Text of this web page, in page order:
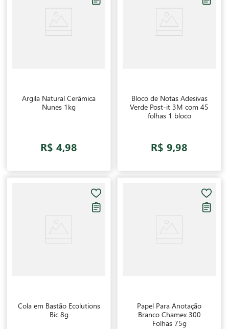
Argila Natural Cerâmica
Nunes 1kg
R$ 4,98
Bloco de Notas Adesivas
Verde Post-it 3M com 45
folhas 1 bloco
R$ 9,98
Cola em Bastão Ecolutions
Bic 8g
Papel Para Anotação
Branco Chamex 300
Folhas 75g